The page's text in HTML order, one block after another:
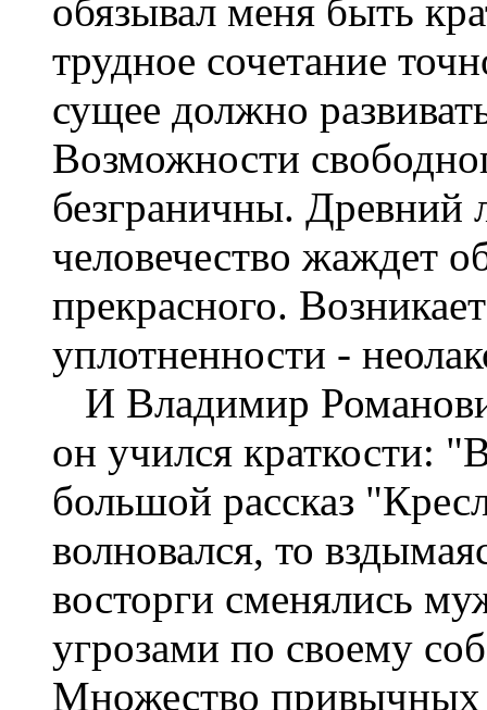
обязывал меня быть
трудное сочетание
сущее должно
Возможности
безграничны. Древний
человечество жаждет
прекрасного.
уплотненности -
И Владимир
он учился краткости:
большой рассказ
волновался, то
восторги сменялись
угрозами по своему
Множество привычных